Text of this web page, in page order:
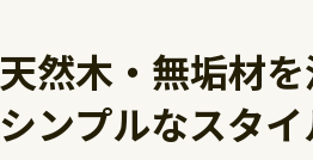
天然木・無垢材
シンプルなスタ